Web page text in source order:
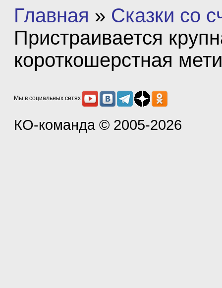
Главная » Сказки со
Пристраивается
короткошерстная
Мы в социальных сетях
КО-команда © 2005-2026